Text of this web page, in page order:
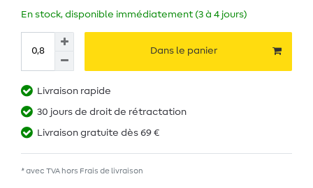
En stock, disponible immédiatement (3 à 4 jours)
Dans le panier
Livraison rapide
30 jours de droit de rétractation
Livraison gratuite dès 69 €
* avec TVA hors Frais de livraison